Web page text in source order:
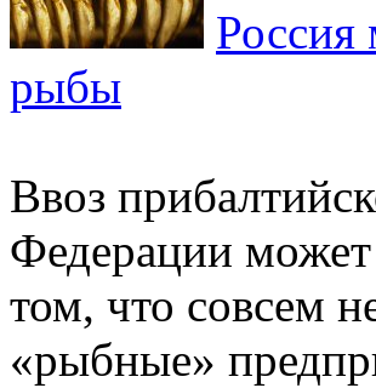
Россия
рыбы
Ввоз
Федерации может
том, что совсем
«рыбные»